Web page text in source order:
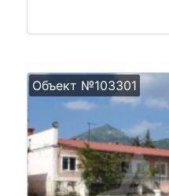
Объект №103301